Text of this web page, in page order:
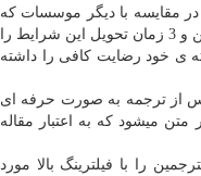
در مقایسه با دیگر موسسات که
تضمین کارهایشان 24 ساعت می­باشد به جرعت بهترین زمان تضمین را این تیم ترجمه دارا می­باشد. استفاده از 4 پلن و 3 زمان تحویل این شرایط را
ی خود رضایت کافی را داشته
از ترجمه به صورت حرفه ای
می­شود که به اعتبار مقاله
را با فیلترینگ بالا مورد